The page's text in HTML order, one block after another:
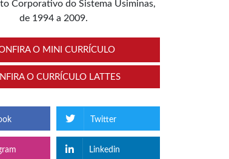
Corporativo do Sistema Usiminas,
de 1994 a 2009.
O MINI CURRÍCULO
O CURRÍCULO LATTES
Twitter
Linkedin